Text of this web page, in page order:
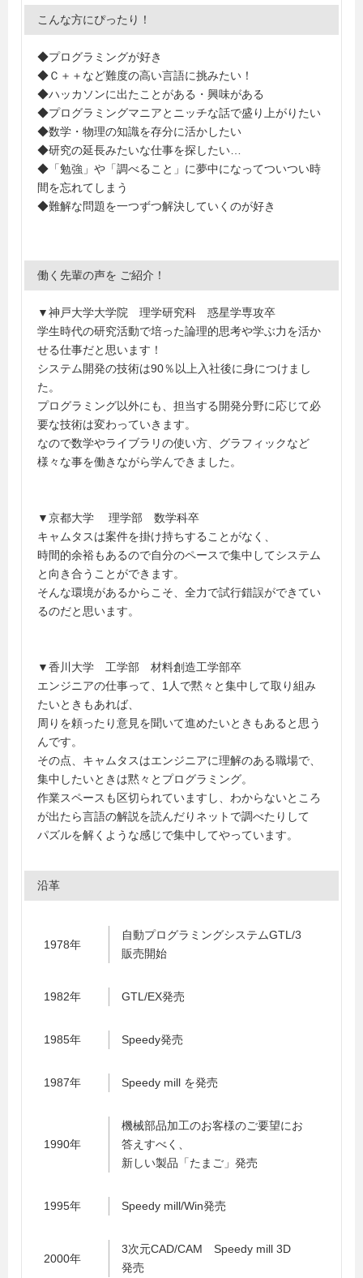
こんな方にぴったり！
◆プログラミングが好き
◆Ｃ＋＋など難度の高い言語に挑みたい！
◆ハッカソンに出たことがある・興味がある
◆プログラミングマニアとニッチな話で盛り上がりたい
◆数学・物理の知識を存分に活かしたい
◆研究の延長みたいな仕事を探したい…
◆「勉強」や「調べること」に夢中になってついつい時
間を忘れてしまう
◆難解な問題を一つずつ解決していくのが好き
働く先輩の声を ご紹介！
▼神戸大学大学院 理学研究科 惑星学専攻卒
学生時代の研究活動で培った論理的思考や学ぶ力を活か
せる仕事だと思います！
システム開発の技術は90％以上入社後に身につけまし
た。
プログラミング以外にも、担当する開発分野に応じて必
要な技術は変わっていきます。
なので数学やライブラリの使い方、グラフィックなど
様々な事を働きながら学んできました。
▼京都大学 理学部 数学科卒
キャムタスは案件を掛け持ちすることがなく、
時間的余裕もあるので自分のペースで集中してシステム
と向き合うことができます。
そんな環境があるからこそ、全力で試行錯誤ができてい
るのだと思います。
▼香川大学 工学部 材料創造工学部卒
エンジニアの仕事って、1人で黙々と集中して取り組み
たいときもあれば、
周りを頼ったり意見を聞いて進めたいときもあると思う
んです。
その点、キャムタスはエンジニアに理解のある職場で、
集中したいときは黙々とプログラミング。
作業スペースも区切られていますし、わからないところ
が出たら言語の解説を読んだりネットで調べたりして
パズルを解くような感じで集中してやっています。
沿革
1978年
自動プログラミングシステムGTL/3
販売開始
1982年 GTL/EX発売
1985年 Speedy発売
1987年 Speedy mill を発売
1990年
機械部品加工のお客様のご要望にお
答えすべく、
新しい製品「たまご」発売
1995年 Speedy mill/Win発売
2000年
3次元CAD/CAM Speedy mill 3D
発売